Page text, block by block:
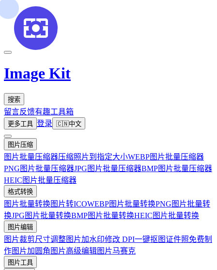
Image Kit
搜索
留言反馈有趣工具箱
更多工具 登录 🇨🇳中文
图片压缩
图片批量压缩器压缩照片到指定大小WEBP图片批量压缩器
PNG图片批量压缩器JPG图片批量压缩器BMP图片批量压缩器
HEIC图片批量压缩器
格式转换
图片批量转换图片转ICOWEBP图片批量转换PNG图片批量转
换JPG图片批量转换BMP图片批量转换HEIC图片批量转换
图片编辑
图片裁剪尺寸调整图片加水印修改 DPI一键抠图证件照免费制
作图片加圆角 图片高级编辑图片马赛克
图片工具